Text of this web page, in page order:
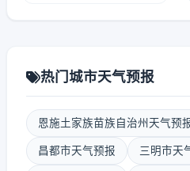
热门城市天气预报
恩施土家族苗族自治州天气预
昌都市天气预报 三明市天